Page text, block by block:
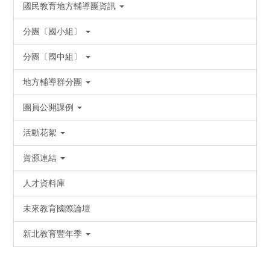
國民教育地方輔導團資訊
分團〔國小組〕
分團〔國中組〕
地方輔導群分團
團員公開課例
活動花絮
資源連結
人才資料庫
未來教育國際論壇
新北教育豐年季